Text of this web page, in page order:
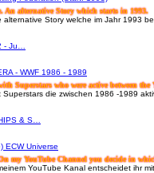
An alternative Story which starts in 1993.
Story welche im Jahr 1993
- Ju…
- WWF 1986 - 1989
Superstars who were active between the
die zwischen 1986 -1989
& S…
ECW Universe
my YouTube Channel you decide in
YouTube Kanal entscheidet ihr